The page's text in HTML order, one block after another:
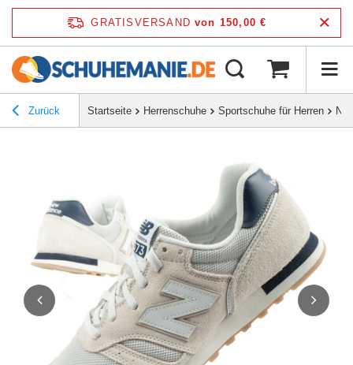
GRATISVERSAND von 150,00 €
Zurück Startseite Herrenschuhe Sportschuhe für Herren